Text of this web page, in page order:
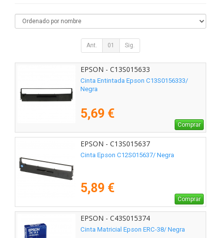
Ant. 01 Sig.
EPSON - C13S015633
Cinta Entintada Epson C13S0156333/
Negra
5,69 €
Comprar
EPSON - C13S015637
Cinta Epson C12S015637/ Negra
5,89 €
Comprar
EPSON - C43S015374
Cinta Matricial Epson ERC-38/ Negra